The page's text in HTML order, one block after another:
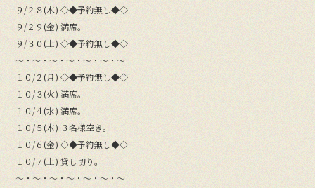
９/２８(木) ◇◆予約無し◆◇
９/２９(金) 満席。
９/３０(土) ◇◆予約無し◆◇
〜・〜・〜・〜・〜・〜・〜
１０/２(月) ◇◆予約無し◆◇
１０/３(火) 満席。
１０/４(水) 満席。
１０/５(木) ３名様空き。
１０/６(金) ◇◆予約無し◆◇
１０/７(土) 貸し切り。
〜・〜・〜・〜・〜・〜・〜